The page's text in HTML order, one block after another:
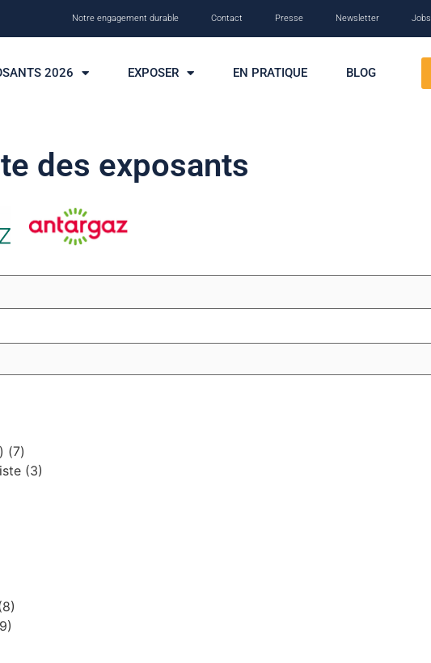
Notre engagement durable Contact Presse Newsletter Jobs
2026 EXPOSER EN PRATIQUE BLOG
des exposants
(7)
(3)